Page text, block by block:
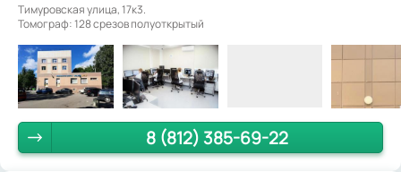
Тимуровская улица, 17к3.
Томограф: 128 срезов полуоткрытый
8 (812) 385-69-22